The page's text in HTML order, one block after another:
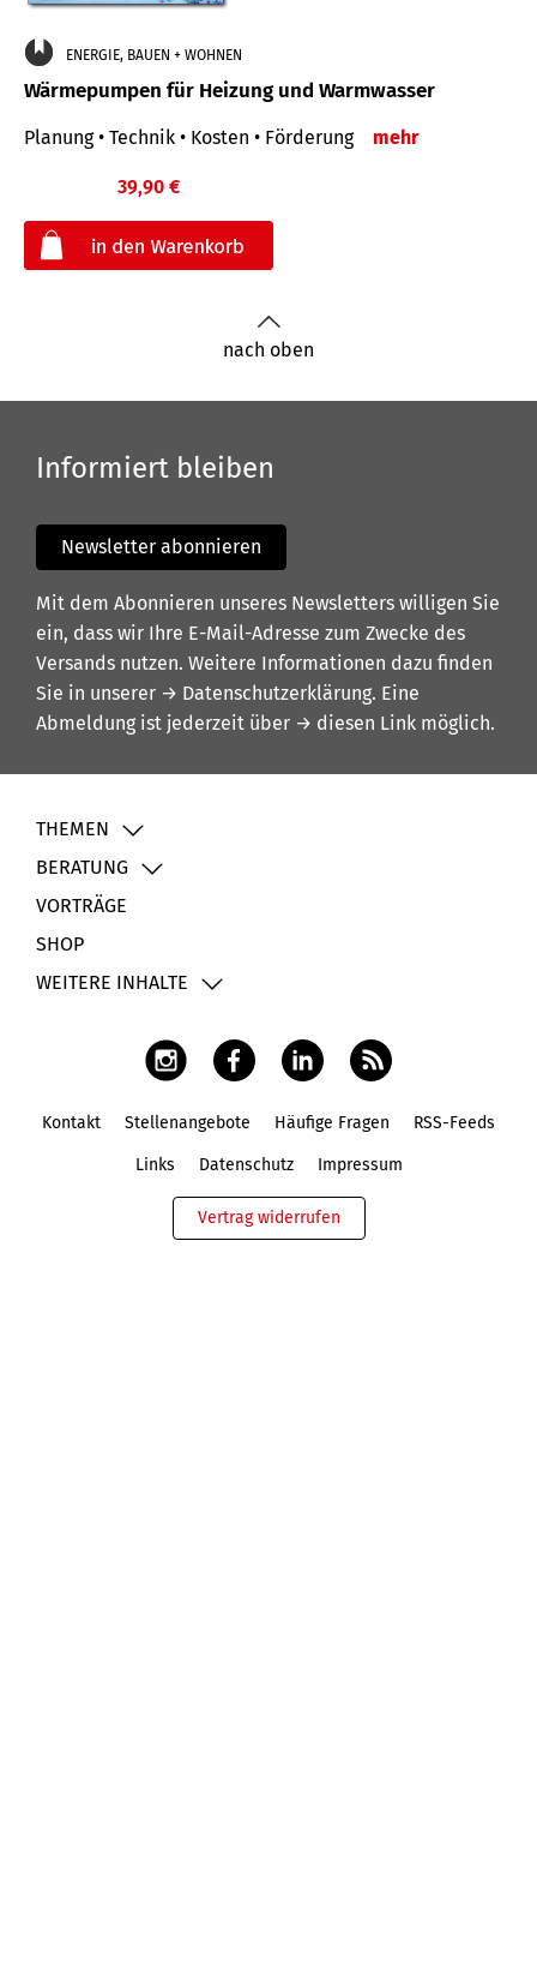
ENERGIE, BAUEN + WOHNEN
Wärmepumpen für Heizung und Warmwasser
Planung • Technik • Kosten • Förderung mehr
39,90 €
nach oben
Informiert bleiben
Newsletter abonnieren
Mit dem Abonnieren unseres Newsletters willigen Sie
ein, dass wir Ihre E-Mail-Adresse zum Zwecke des
Versands nutzen. Weitere Informationen dazu finden
Sie in unserer → Datenschutzerklärung. Eine
Abmeldung ist jederzeit über → diesen Link möglich.
THEMEN
BERATUNG
VORTRÄGE
SHOP
WEITERE INHALTE
Kontakt Stellenangebote Häufige Fragen RSS-Feeds
Links Datenschutz Impressum
Vertrag widerrufen